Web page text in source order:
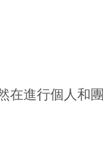
在進行個人和團